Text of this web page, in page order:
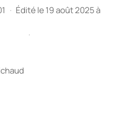
· Édité le 19 août 2025 à
·